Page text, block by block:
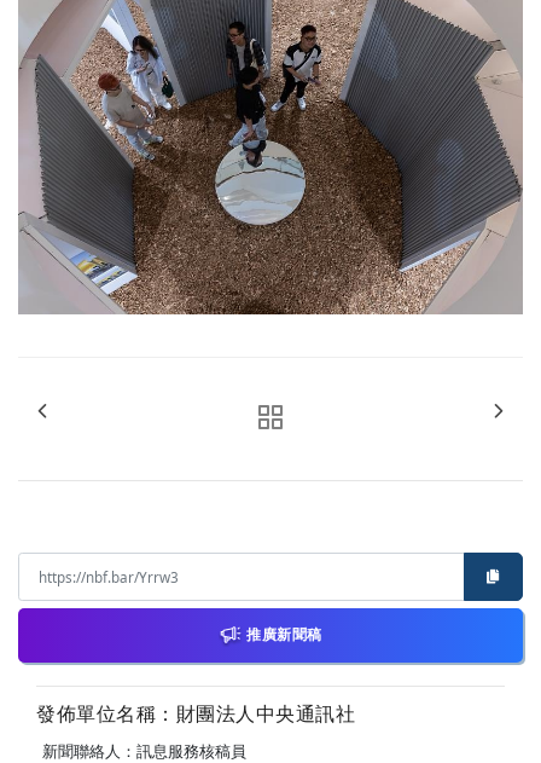
推廣新聞稿
發佈單位名稱：財團法人中央通訊社
新聞聯絡人：訊息服務核稿員